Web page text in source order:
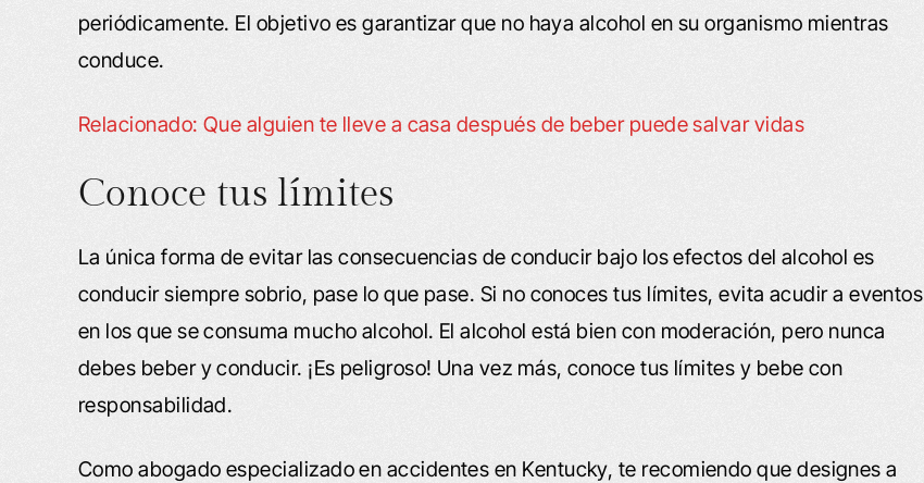
periódicamente. El objetivo es garantizar que no haya alcohol en su organismo mientras
conduce.
Relacionado: Que alguien te lleve a casa después de beber puede salvar vidas
Conoce tus límites
La única forma de evitar las consecuencias de conducir bajo los efectos del alcohol es
conducir siempre sobrio, pase lo que pase. Si no conoces tus límites, evita acudir a eventos
en los que se consuma mucho alcohol. El alcohol está bien con moderación, pero nunca
debes beber y conducir. ¡Es peligroso! Una vez más, conoce tus límites y bebe con
responsabilidad.
Como abogado especializado en accidentes en Kentucky, te recomiendo que designes a